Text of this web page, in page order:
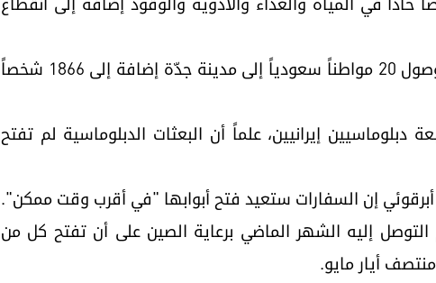
وأعلنت وزارة الخارجية السعودية السبت وصول 20 مواطناً سعودياً إلى مدينة جدّة إضافة إلى 1866 شخصاً
دبلوماسيين إيرانيين، علماً أن البعثات الدبلوماسية لم تفتح
إن السفارات ستعيد فتح أبوابها "في أقرب وقت ممكن".
إليه الشهر الماضي برعاية الصين على أن تفتح كل من
أيار مايو.